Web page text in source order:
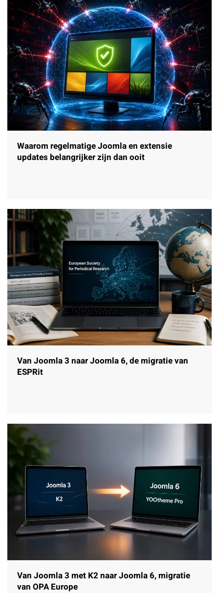
Waarom regelmatige Joomla en extensie
updates belangrijker zijn dan ooit
Van Joomla 3 naar Joomla 6, de migratie van
ESPRit
Van Joomla 3 met K2 naar Joomla 6, migratie
van OPA Europe